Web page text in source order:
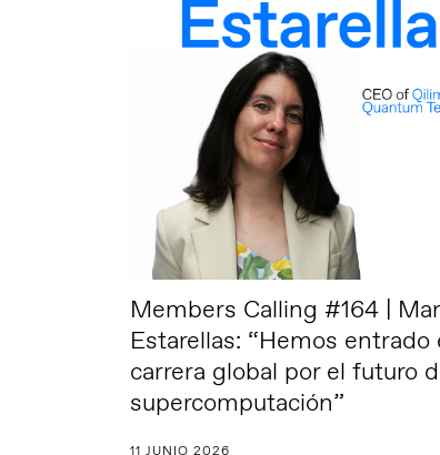
Members Calling #164 |
Estarellas: “Hemos entrado
carrera global por el futuro
supercomputación”